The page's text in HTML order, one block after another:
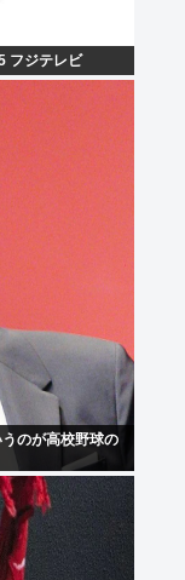
フジテレビ
のが高校野球の